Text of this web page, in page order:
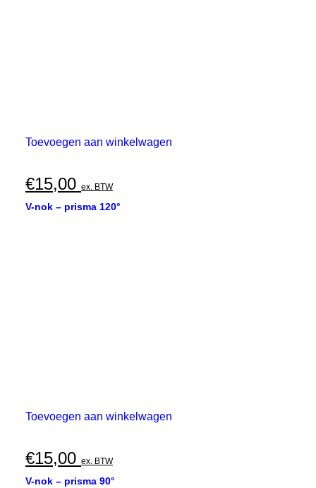
Toevoegen aan winkelwagen
€15,00 ex. BTW
V-nok – prisma 120°
Toevoegen aan winkelwagen
€15,00 ex. BTW
V-nok – prisma 90°